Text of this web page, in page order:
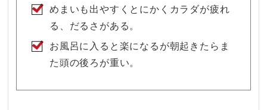
めまいも出やすくとにかくカラダが疲れ
る、だるさがある。
お風呂に入ると楽になるが朝起きたらま
た頭の後ろが重い。